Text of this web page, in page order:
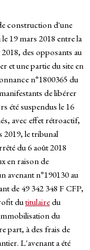
construction d'une
19 mars 2018 entre la
des opposants au
et une partie du site en
n°1800365 du
de libérer
été suspendus le 16
avec effet rétroactif,
2019, le tribunal
du 6 août 2018
en raison de
avenant n°190130 au
de 49 342 348 F CFP,
dutitulairedu
du
part, à des frais de
L'avenant a été